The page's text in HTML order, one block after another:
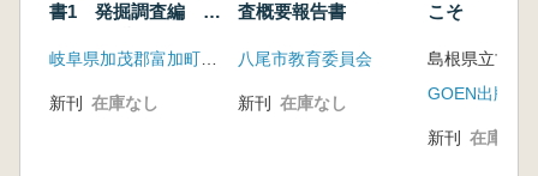
書1 発掘調査編 杉
墳
岐阜県加茂郡富加町教育委員会
新刊 在庫なし
査概要報告書
八尾市教育委員会
新刊 在庫なし
こそ
GOEN出版
新刊 在庫なし